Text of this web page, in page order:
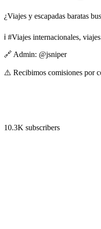
¿Viajes y escapadas baratas
ℹ️ #Viajes internacionales,
🔗 Admin: @jsniper
⚠️ Recibimos comisiones por
10.3K subscribers